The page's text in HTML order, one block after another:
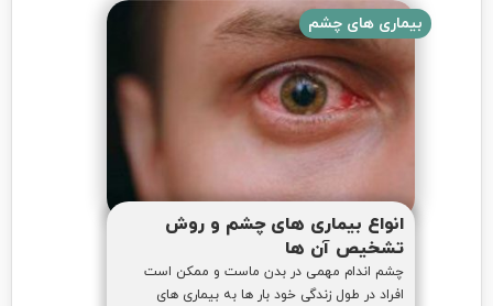
بیماری های چشم
انواع بیماری های چشم و روش
تشخیص آن ها
چشم اندام مهمی در بدن ماست و ممکن است
افراد در طول زندگی خود بار ها به بیماری های